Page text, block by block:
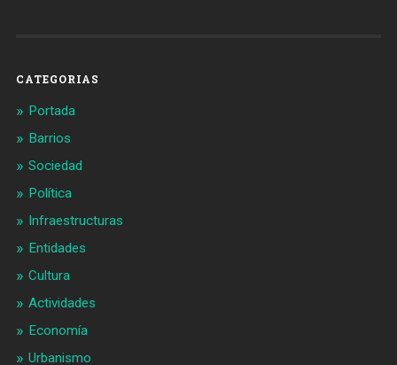
CATEGORIAS
Portada
Barrios
Sociedad
Política
Infraestructuras
Entidades
Cultura
Actividades
Economía
Urbanismo